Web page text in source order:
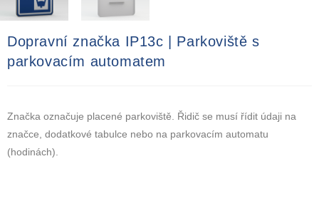
Dopravní značka IP13c | Parkoviště s
parkovacím automatem
Značka označuje placené parkoviště. Řidič se musí řídit údaji na
značce, dodatkové tabulce nebo na parkovacím automatu
(hodinách).